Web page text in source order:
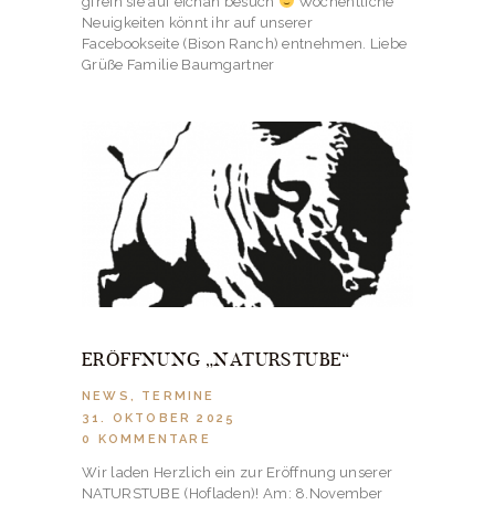
Neuigkeiten könnt ihr auf unserer
Facebookseite (Bison Ranch) entnehmen. Liebe
Grüße Familie Baumgartner
ERÖFFNUNG „NATURSTUBE“
NEWS , TERMINE
31. OKTOBER 2025
0
KOMMENTARE
Wir laden Herzlich ein zur Eröffnung unserer
NATURSTUBE (Hofladen)! Am: 8.November